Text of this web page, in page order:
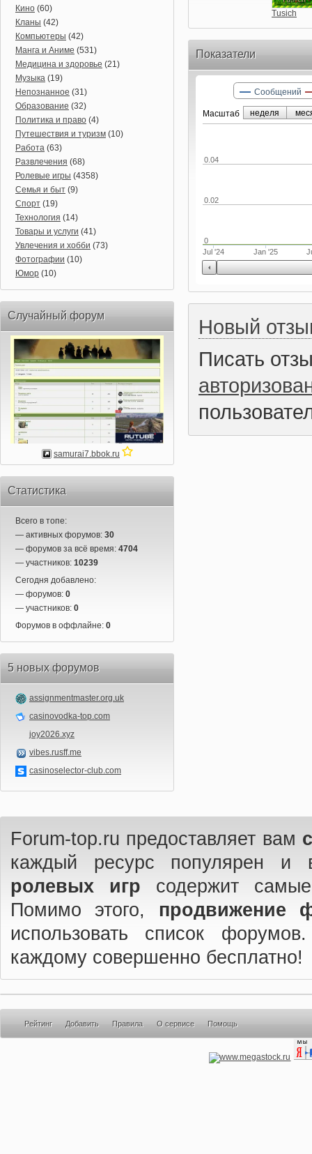
Кино (60)
Кланы (42)
Компьютеры (42)
Манга и Аниме (531)
Медицина и здоровье (21)
Музыка (19)
Непознанное (31)
Образование (32)
Политика и право (4)
Путешествия и туризм (10)
Работа (63)
Развлечения (68)
Ролевые игры (4358)
Семья и быт (9)
Спорт (19)
Технология (14)
Товары и услуги (41)
Увлечения и хобби (73)
Фотографии (10)
Юмор (10)
Случайный форум
samurai7.bbok.ru
Статистика
Всего в топе:
— активных форумов: 30
— форумов за всё время: 4704
— участников: 10239
Сегодня добавлено:
— форумов: 0
— участников: 0
Форумов в оффлайне: 0
5 новых форумов
assignmentmaster.org.uk
casinovodka-top.com
joy2026.xyz
vibes.rusff.me
casinoselector-club.com
Tusich
Показатели
Маcштаб
Jul '24 Jan '25
0
0.02
0.04
Сообщений
неделя
Новый
Писать
Forum-top.ru предоставляет вам
каждый ресурс популярен
ролевых игр содержит
Помимо этого, продвижение
использовать список
каждому совершенно бесплатно!
Рейтинг Добавить Правила О сервисе Помощь